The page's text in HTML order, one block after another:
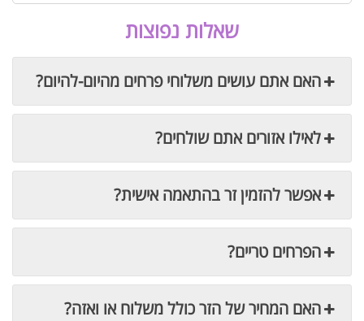
שאלות נפוצות
האם אתם עושים משלוחי פרחים מהיום-להיום?
לאילו אזורים אתם שולחים?
אפשר להזמין זר בהתאמה אישית?
הפרחים טריים?
האם המחיר של הזר כולל משלוח או ואזה?